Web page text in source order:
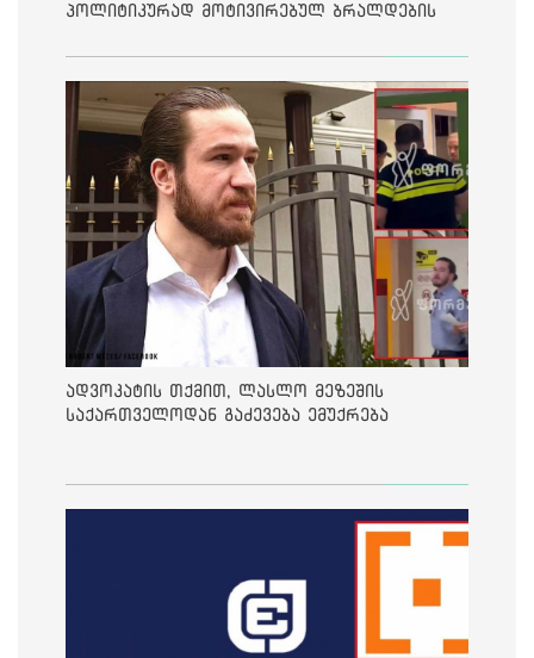
პოლიტიკურად მოტივირებულ ბრალდების
ადვოკატის თქმით, ლასლო მეზეშის
საქართველოდან გაძევება ემუქრება